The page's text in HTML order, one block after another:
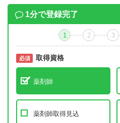
1分で登録完了
1 2 3
必須 取得資格
薬剤師
薬剤師取得見込